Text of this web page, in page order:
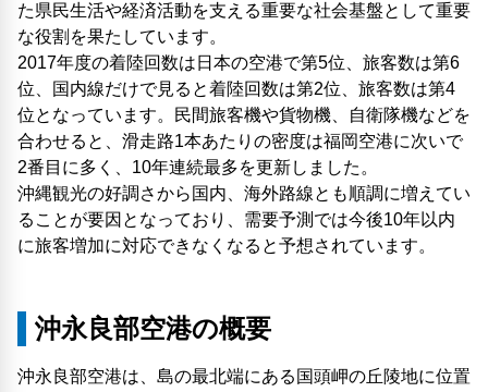
た県民生活や経済活動を支える重要な社会基盤として重要
な役割を果たしています。
2017年度の着陸回数は日本の空港で第5位、旅客数は第6
位、国内線だけで見ると着陸回数は第2位、旅客数は第4
位となっています。民間旅客機や貨物機、自衛隊機などを
合わせると、滑走路1本あたりの密度は福岡空港に次いで
2番目に多く、10年連続最多を更新しました。
沖縄観光の好調さから国内、海外路線とも順調に増えてい
ることが要因となっており、需要予測では今後10年以内
に旅客増加に対応できなくなると予想されています。
沖永良部空港の概要
沖永良部空港は、島の最北端にある国頭岬の丘陵地に位置